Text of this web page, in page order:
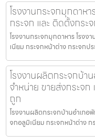
โรงงานกระจกมุกดาห
กระจก และ ติดตั้งกร
โรงงานกระจกมุกดาหาร โรงง
เนียม กระจกหน้าต่าง กระจกป
โรงงานผลิตกระจกบ้า
จำหน่าย ขายส่งกระจ
ถูก
โรงงานผลิตกระจกบ้านอำเภอ
จกอลูมิเนียม กระจกหน้าต่าง